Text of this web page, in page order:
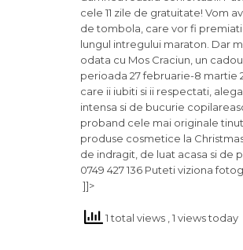
cele 11 zile de gratuitate! Vom
de tombola, care vor fi
lungul intregului maraton. Dar
odata cu Mos Craciun, un
perioada 27 februarie-8 martie
care ii iubiti si ii respectati,
intensa si de bucurie
proband cele mai originale
produse cosmetice la
de indragit, de luat acasa si de
0749 427 136 Puteti viziona
]]>
1 total views , 1 views today